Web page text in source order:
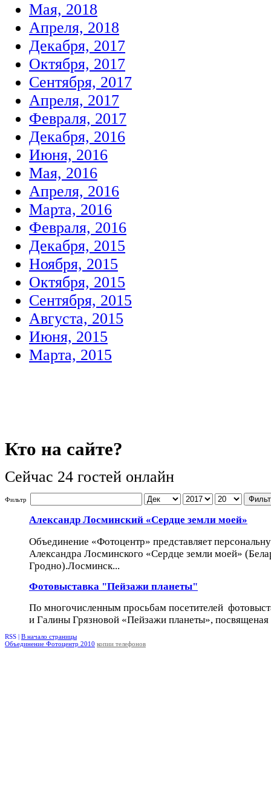
Мая, 2018
Апреля, 2018
Декабря, 2017
Октября, 2017
Сентября, 2017
Апреля, 2017
Февраля, 2017
Декабря, 2016
Июня, 2016
Мая, 2016
Апреля, 2016
Марта, 2016
Февраля, 2016
Декабря, 2015
Ноября, 2015
Октября, 2015
Сентября, 2015
Августа, 2015
Июня, 2015
Марта, 2015
Кто на сайте?
Сейчас 24 гостей онлайн
Фильтр
Александр Лосминский «Сердце земли моей»
Объединение «Фотоцентр» представляет
Александра Лосминского «Сердце земли моей»
Гродно).Лосминск...
Фотовыставка "Пейзажи планеты"
По многочисленным просьбам посетителей
и Галины Грязновой «Пейзажи планеты», посвященая
RSS | В начало страницы
Объединение Фотоцентр 2010 копии телефонов